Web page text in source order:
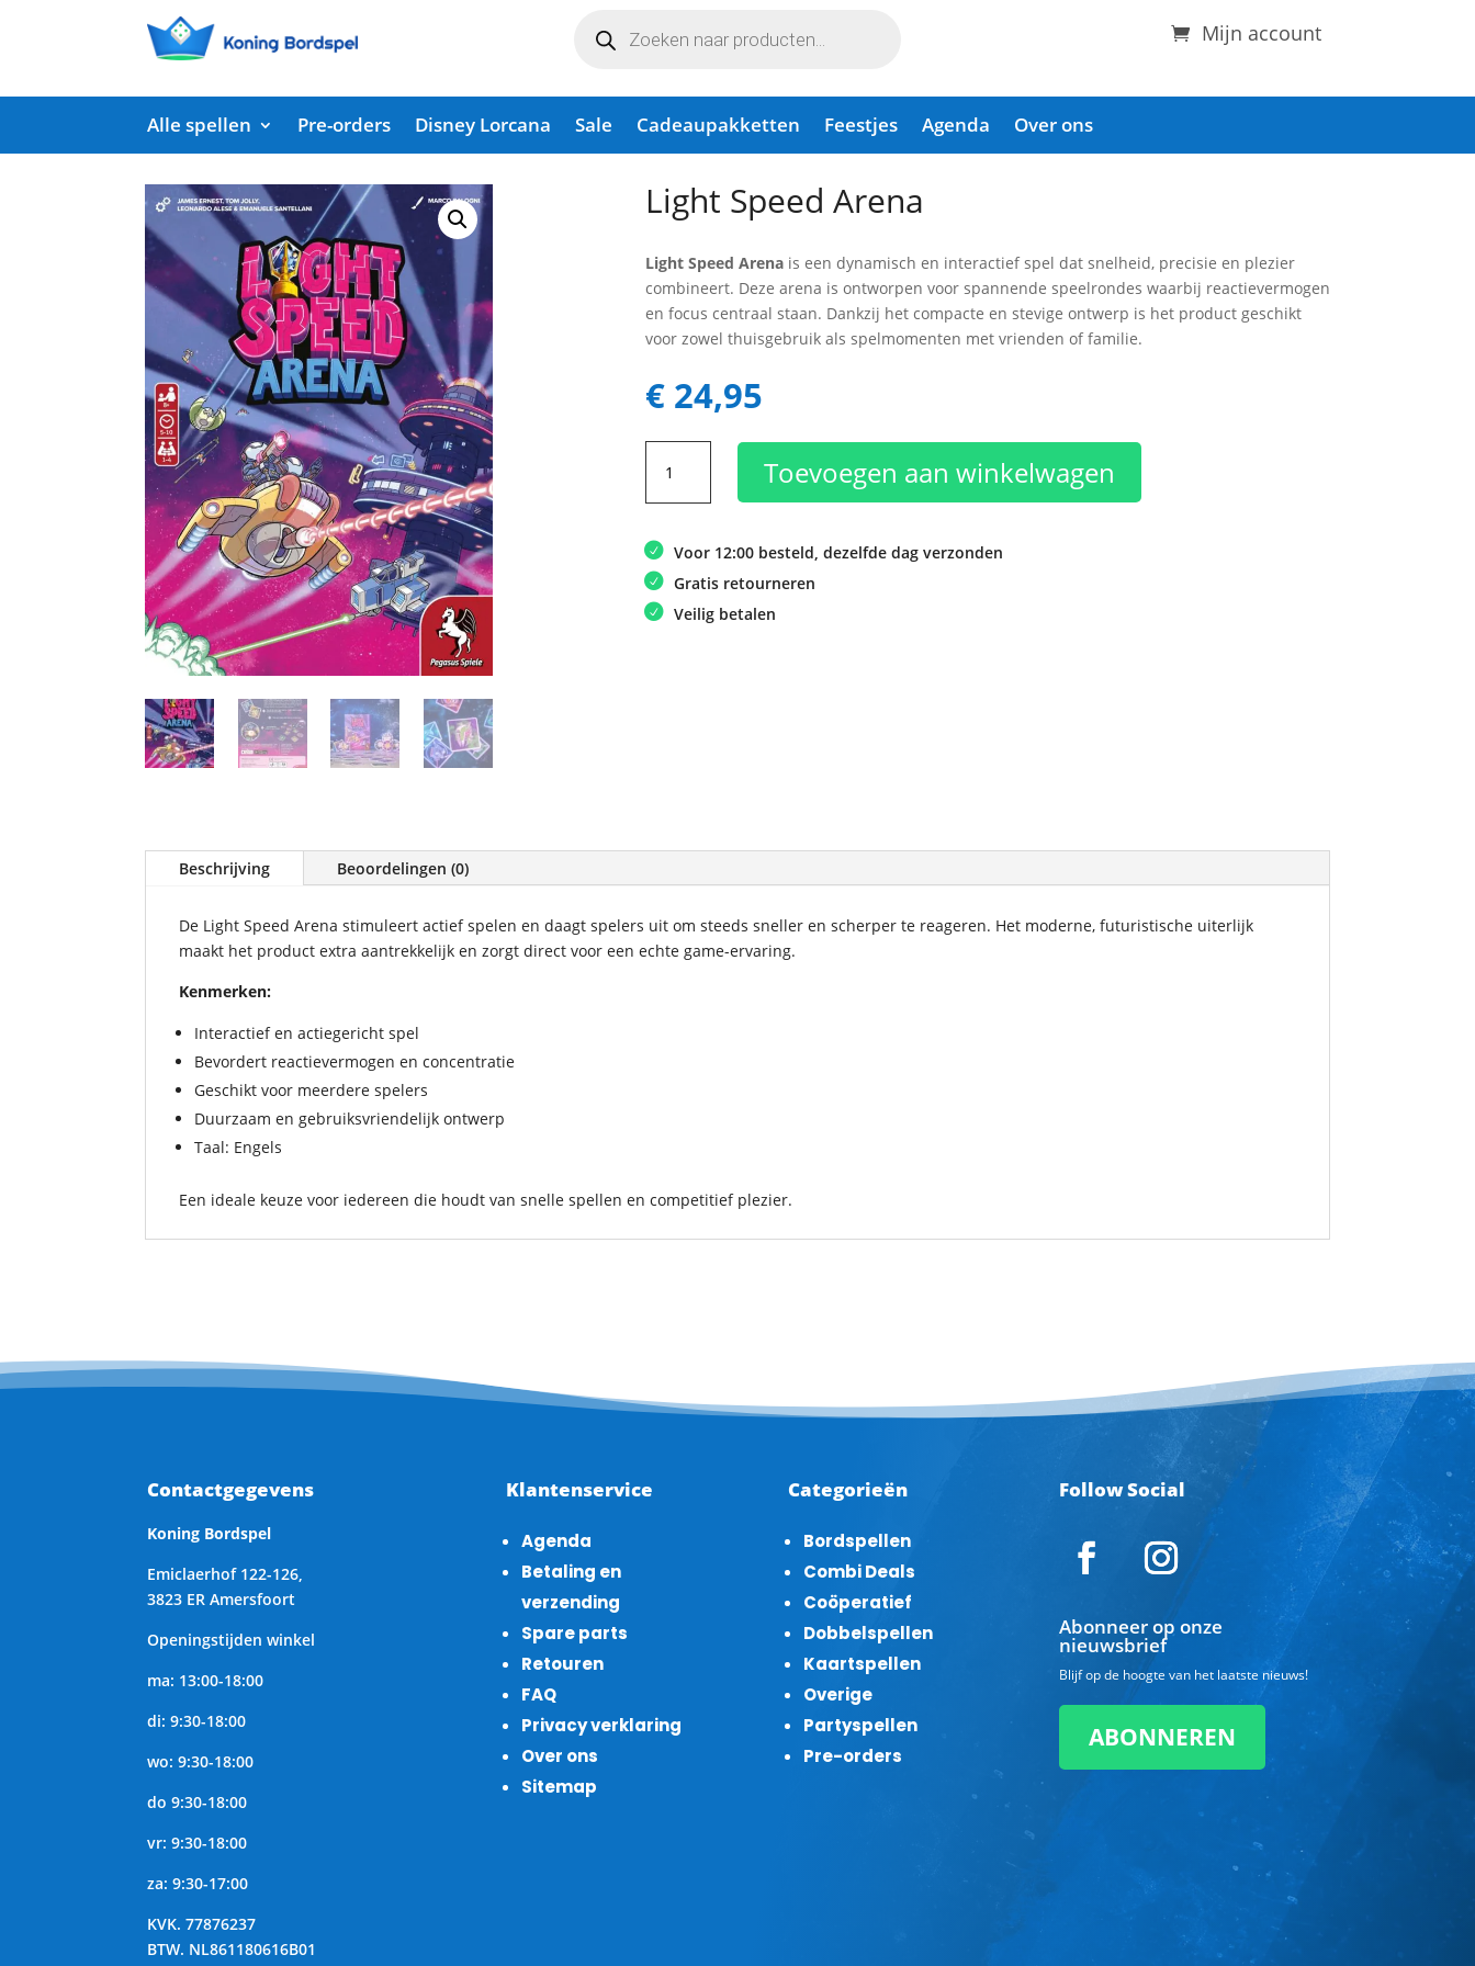
zoeken Mijn account
Alle spellen Pre-orders Disney Lorcana Sale Cadeaupakketten Feestjes Agenda Over ons
Start /Shop/Partyspellen/ Light Speed Arena
Light Speed Arena
Light Speed Arenais een dynamisch en interactief spel dat snelheid, precisie en plezier
combineert. Deze arena is ontworpen voor spannende speelrondes waarbij reactievermogen
en focus centraal staan. Dankzij het compacte en stevige ontwerp is het product geschikt
voor zowel thuisgebruik als spelmomenten met vrienden of familie.
€24,95
Speed
Arena
Toevoegen aan winkelwagen
Voor 12:00 besteld, dezelfde dag verzonden
Gratis retourneren
Veilig betalen
Beschrijving Beoordelingen (0)
De Light Speed Arena stimuleert actief spelen en daagt spelers uit om steeds sneller en scherper te reageren. Het moderne, futuristische uiterlijk
maakt het product extra aantrekkelijk en zorgt direct voor een echte game-ervaring.
Kenmerken:
Interactief en actiegericht spel
Bevordert reactievermogen en concentratie
Geschikt voor meerdere spelers
Duurzaam en gebruiksvriendelijk ontwerp
Taal: Engels
Een ideale keuze voor iedereen die houdt van snelle spellen en competitief plezier.
Contactgegevens
Koning Bordspel
Emiclaerhof 122-126,
3823 ER Amersfoort
Openingstijden winkel
ma: 13:00-18:00
di: 9:30-18:00
wo: 9:30-18:00
do 9:30-18:00
vr: 9:30-18:00
za: 9:30-17:00
KVK. 77876237
BTW. NL861180616B01
Klantenservice
Agenda
Betaling en
verzending
Spare parts
Retouren
FAQ
Privacy verklaring
Over ons
Sitemap
Categorieën
Bordspellen
Combi Deals
Coöperatief
Dobbelspellen
Kaartspellen
Overige
Partyspellen
Pre-orders
Follow Social
Abonneer op onze
nieuwsbrief
Blijf op de hoogte van het laatste nieuws!
ABONNEREN